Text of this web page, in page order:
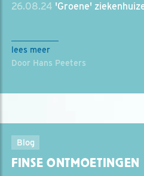
26.08.24 'Groene'
lees meer
Door Hans Peeters
Blog
FINSE ONTMOETINGEN